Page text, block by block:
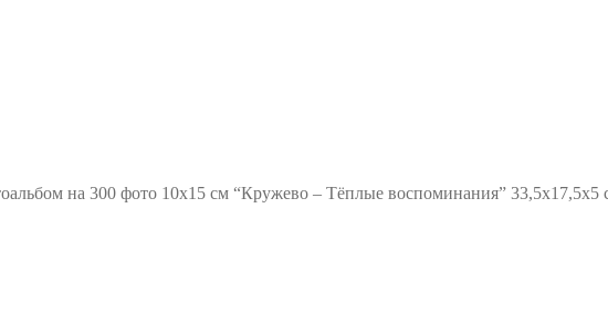
на 300 фото 10х15 см “Кружево – Тёплые воспоминания” 33,5х17,5х5